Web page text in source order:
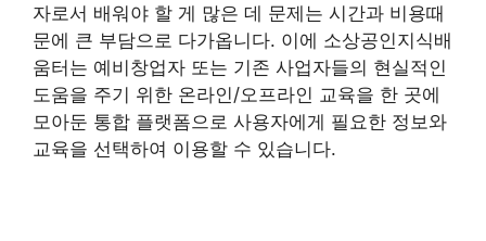
자로서 배워야 할 게 많은 데 문제는 시간과 비용때
문에 큰 부담으로 다가옵니다. 이에 소상공인지식배
움터는 예비창업자 또는 기존 사업자들의 현실적인
도움을 주기 위한 온라인/오프라인 교육을 한 곳에
모아둔 통합 플랫폼으로 사용자에게 필요한 정보와
교육을 선택하여 이용할 수 있습니다.